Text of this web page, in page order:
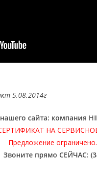
5.08.2014г
сайта: компания
НА
Предложение
Звоните прямо СЕЙЧАС: